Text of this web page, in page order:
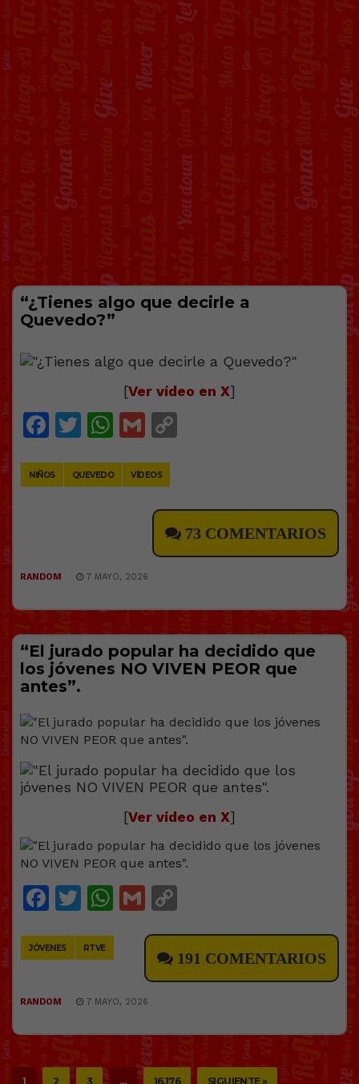
“¿Tienes algo que decirle a
Quevedo?”
[Ver vídeo en X]
Facebook
Twitter
WhatsApp
Gmail
NIÑOS QUEVEDO VÍDEOS
73 COMENTARIOS
RANDOM 7 MAYO, 2026
“El jurado popular ha decidido que
los jóvenes NO VIVEN PEOR que
antes”.
[Ver vídeo en X]
Facebook
Twitter
WhatsApp
Gmail
JÓVENES RTVE
191 COMENTARIOS
RANDOM 7 MAYO, 2026
1 2 3 … 16.176 SIGUIENTE »